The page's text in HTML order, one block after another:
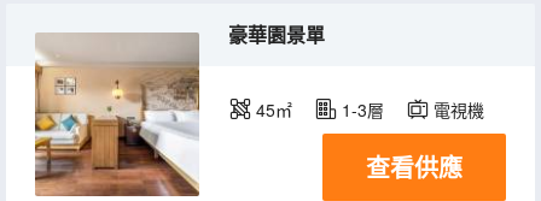
豪華園景單
45㎡ 1-3層 電視機
查看供應